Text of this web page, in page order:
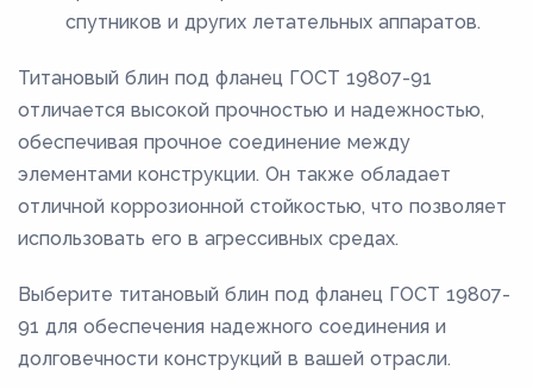
спутников и других летательных аппаратов.
Титановый блин под фланец ГОСТ 19807-91
отличается высокой прочностью и надежностью,
обеспечивая прочное соединение между
элементами конструкции. Он также обладает
отличной коррозионной стойкостью, что позволяет
использовать его в агрессивных средах.
Выберите титановый блин под фланец ГОСТ 19807-
91 для обеспечения надежного соединения и
долговечности конструкций в вашей отрасли.